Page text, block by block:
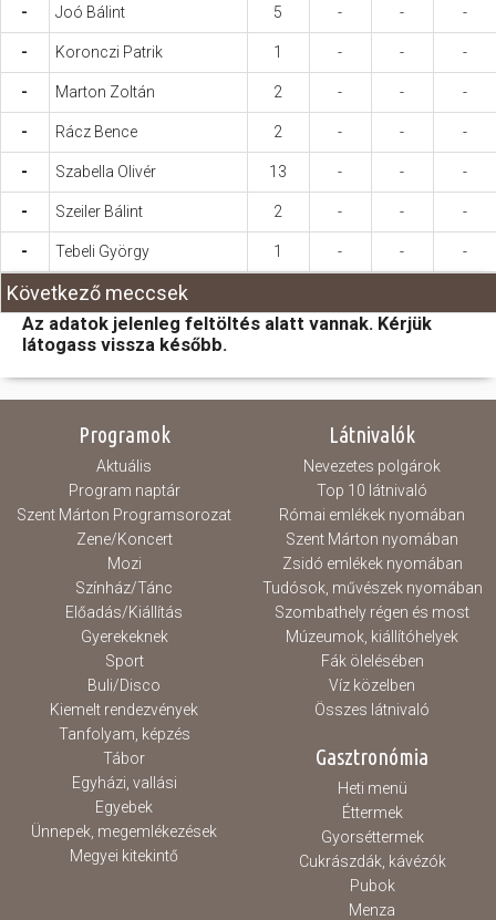
- Joó Bálint 5 - - -
- Koronczi Patrik 1 - - -
- Marton Zoltán 2 - - -
- Rácz Bence 2 - - -
- Szabella Olivér 13 - - -
- Szeiler Bálint 2 - - -
- Tebeli György 1 - - -
Következő meccsek
Az adatok jelenleg feltöltés alatt vannak. Kérjük
látogass vissza később.
Programok
Aktuális
Program naptár
Szent Márton Programsorozat
Zene/Koncert
Mozi
Színház/Tánc
Előadás/Kiállítás
Gyerekeknek
Sport
Buli/Disco
Kiemelt rendezvények
Tanfolyam, képzés
Tábor
Egyházi, vallási
Egyebek
Ünnepek, megemlékezések
Megyei kitekintő
Látnivalók
Nevezetes polgárok
Top 10 látnivaló
Római emlékek nyomában
Szent Márton nyomában
Zsidó emlékek nyomában
Tudósok, művészek nyomában
Szombathely régen és most
Múzeumok, kiállítóhelyek
Fák ölelésében
Víz közelben
Összes látnivaló
Gasztronómia
Heti menü
Éttermek
Gyorséttermek
Cukrászdák, kávézók
Pubok
Menza